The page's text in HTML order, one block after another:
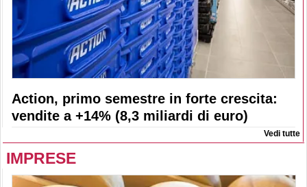
Action, primo semestre in forte crescita:
vendite a +14% (8,3 miliardi di euro)
Vedi tutte
IMPRESE